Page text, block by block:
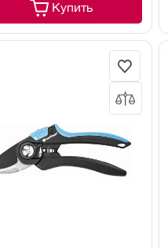
Купить